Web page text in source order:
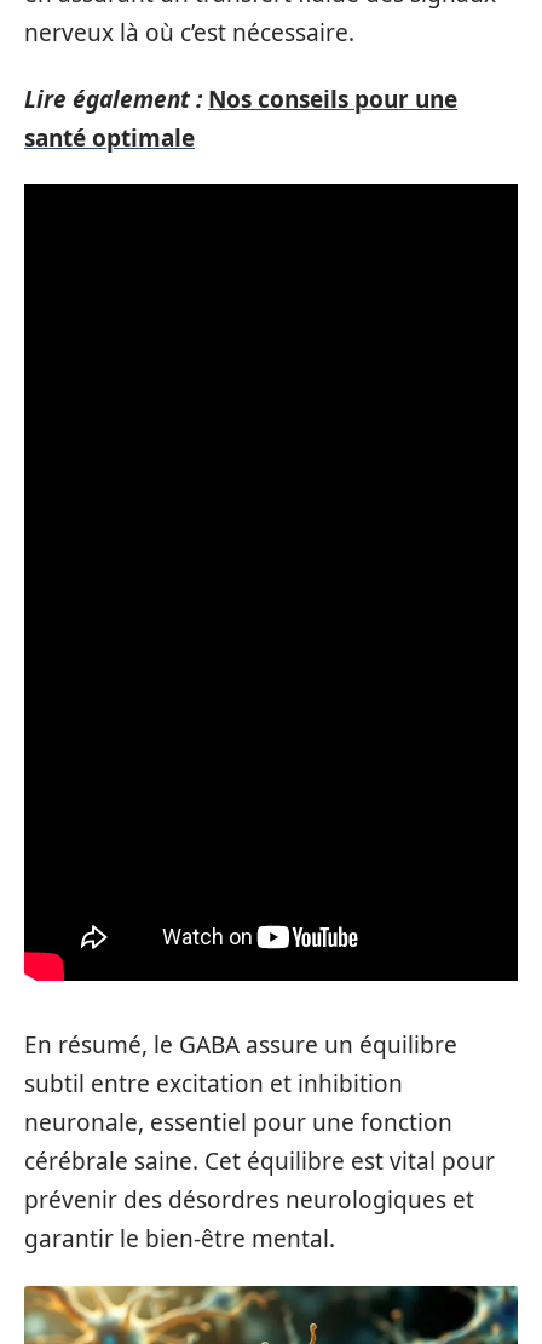
nerveux là où c’est nécessaire.
Lire également : Nos conseils pour une
santé optimale
En résumé, le GABA assure un équilibre
subtil entre excitation et inhibition
neuronale, essentiel pour une fonction
cérébrale saine. Cet équilibre est vital pour
prévenir des désordres neurologiques et
garantir le bien-être mental.